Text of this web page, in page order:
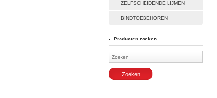
ZELFSCHEIDENDE LIJMEN
BINDTOEBEHOREN
Producten zoeken